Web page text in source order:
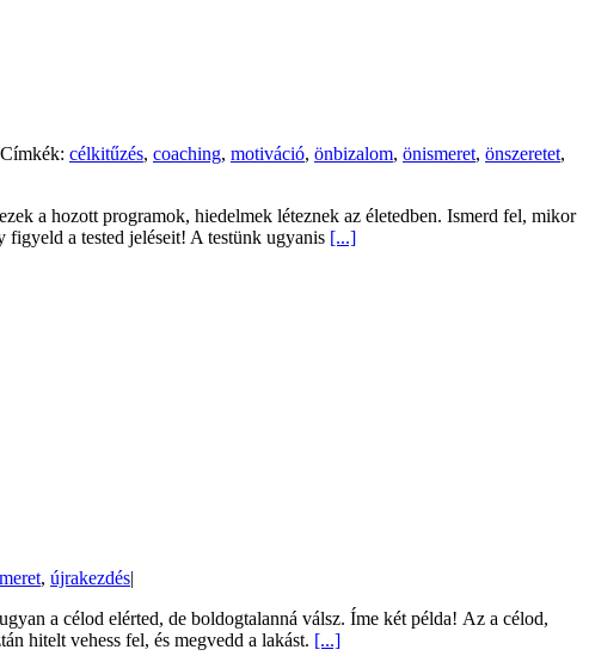
Címkék: célkitűzés, coaching, motiváció, önbizalom, önismeret, önszeretet,
a hozott programok, hiedelmek léteznek az életedben. Ismerd fel, mikor
figyeld a tested jeléseit! A testünk ugyanis [...]
, újrakezdés|
a célod elérted, de boldogtalanná válsz. Íme két példa! Az a célod,
hitelt vehess fel, és megvedd a lakást. [...]